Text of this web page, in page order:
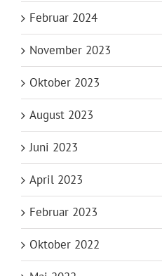
Februar 2024
November 2023
Oktober 2023
August 2023
Juni 2023
April 2023
Februar 2023
Oktober 2022